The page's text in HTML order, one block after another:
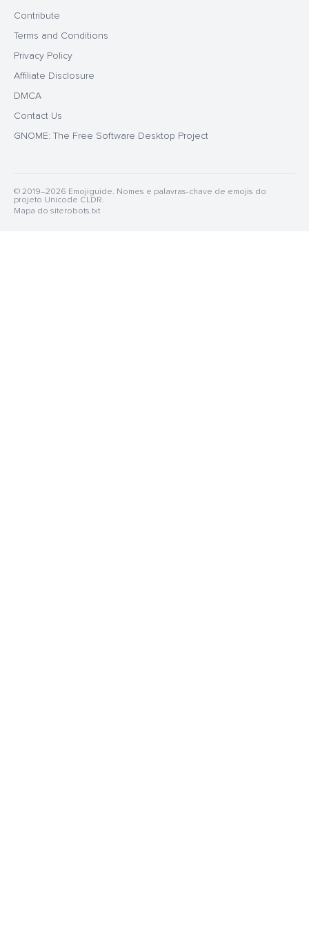
Contribute
Terms and Conditions
Privacy Policy
Affiliate Disclosure
DMCA
Contact Us
GNOME: The Free Software Desktop Project
© 2019–2026 Emojiguide. Nomes e palavras-chave de emojis do
projeto Unicode CLDR.
Mapa do siterobots.txt